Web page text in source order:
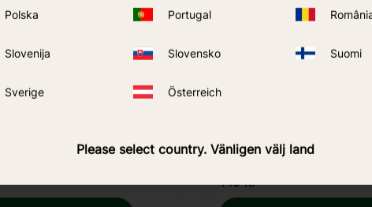
Polska Portugal
Slovenija Slovensko Suomi
Sverige Österreich
Please select country. Vänligen välj land
Predator/Skeetervac
Manguera de GLP -
Predator/Skeetervac
149kr